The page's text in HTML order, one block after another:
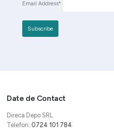
Email Address*
Date de Contact
Direca Depo SRL
Telefon: 0724 101 784